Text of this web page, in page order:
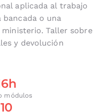
aplicada al trabajo
bancada o una
Taller sobre
y devolución
módulos
10